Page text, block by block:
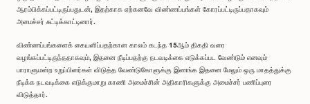
ஆரம்பிக்கப்பட்டிருப்பதுடன், இதற்காக ஏற்கனவே விண்ணப்பங்கள் கோரப்பட்டிருப்பதாகவும்
அமைச்சர் சுட்டிக்காட்டினார்.
விண்ணப்பங்களைக் கையளிப்பதற்கான காலம் கடந்த 15ஆம் திகதி வரை
வழங்கப்பட்டிருந்ததாகவும், இதனை நீடிப்பதற்கு நடவடிக்கை எடுக்கப்பட வேண்டும் எனவும்
பாராளுமன்ற உறுப்பினர்கள் விடுத்த வேண்டுகோளுக்கு இணங்க இதனை மேலும் ஒரு மாதத்துக்கு
நீடிக்க நடவடிக்கை எடுக்குமாறு காணி அமைச்சின் அதிகாரிகளுக்கு அமைச்சர் பணிப்புரை
விடுத்தார்.